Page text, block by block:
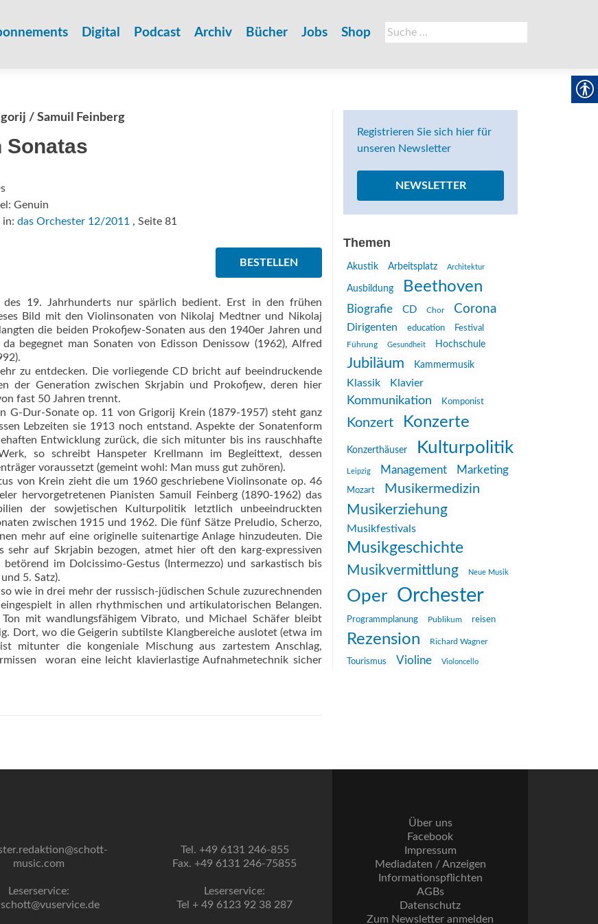
Suche
nach:
Digital Podcast Archiv Bücher Jobs Shop
/ Samuil Feinberg
Sonatas
Genuin
in: das Orchester 12/2011 , Seite 81
BESTELLEN
19. Jahrhunderts nur spärlich bedient. Erst in den frühen
Bild mit den Violinsonaten von Nikolaj Medtner und Nikolaj
die beiden Prokofjew-Sonaten aus den 1940er Jahren und
begegnet man Sonaten von Edisson Denissow (1962), Alfred
zu entdecken. Die vorliegende CD bricht auf beeindruckende
der Generation zwischen Skrjabin und Prokofjew, deren hier
fast 50 Jahren trennt.
G-Dur-Sonate op. 11 von Grigorij Krein (1879-1957) steht ganz
Lebzeiten sie 1913 noch entstand. Aspekte der Sonatenform
Entwicklung zurück, die sich mitunter bis ins rauschhafte
so schreibt Hanspeter Krellmann im Begleittext, dessen
voraussetzt (gemeint wohl: Man muss gut zuhören).
von Krein zieht die um 1960 geschriebene Violinsonate op. 46
hervorgetretenen Pianisten Samuil Feinberg (1890-1962) das
der sowjetischen Kulturpolitik letztlich unbeeindruckten
zwischen 1915 und 1962. Die fünf Sätze Preludio, Scherzo,
mehr auf eine originelle suitenartige Anlage hinzudeuten. Die
sehr auf Skrjabin bezogen, atmet hier oft den karg-expressiven
im Dolcissimo-Gestus (Intermezzo) und sarkastisch bis
5. Satz).
wie in drei mehr der russisch-jüdischen Schule zuzurechnenden
in allen rhythmischen und artikulatorischen Belangen.
Ton mit wandlungsfähigem Vibrato, und Michael Schäfer bleibt
Dort, wo die Geigerin subtilste Klangbereiche auslotet (etwa im
mitunter die kongeniale Mischung aus zartestem Anschlag,
 woran eine leicht klavierlastige Aufnahmetechnik sicher
Registrieren Sie sich hier für
unseren Newsletter
NEWSLETTER
Themen
Akustik Arbeitsplatz Architektur
Ausbildung Beethoven
Biografie CD Chor Corona
Dirigenten education
Festival
Führung
Gesundheit Hochschule
Jubiläum Kammermusik
Klassik Klavier
Kommunikation Komponist
Konzert Konzerte
Konzerthäuser Kulturpolitik
Leipzig Management Marketing
Mozart Musikermedizin
Musikerziehung
Musikfestivals
Musikgeschichte
Musikvermittlung Neue Musik
Oper Orchester
Programmplanung Publikum reisen
Rezension Richard Wagner
Tourismus Violine Violoncello
music.com
Leserservice:
Tel. +49 6131 246-855
Fax. +49 6131 246-75855
Leserservice:
Tel + 49 6123 92 38 287
Über uns
Facebook
Impressum
Mediadaten / Anzeigen
Informationspflichten
AGBs
Datenschutz
Zum Newsletter anmelden